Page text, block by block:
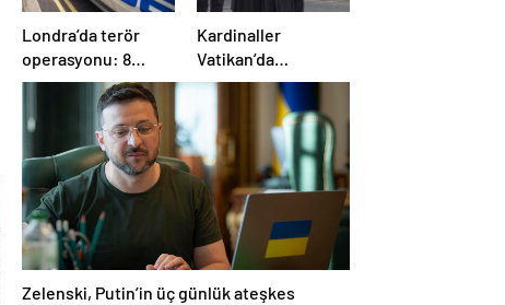
Londra’da terör
operasyonu: 8
gözaltı
Kardinaller
Vatikan’da
toplanmaya başladı
Zelenski, Putin’in üç günlük ateşkes